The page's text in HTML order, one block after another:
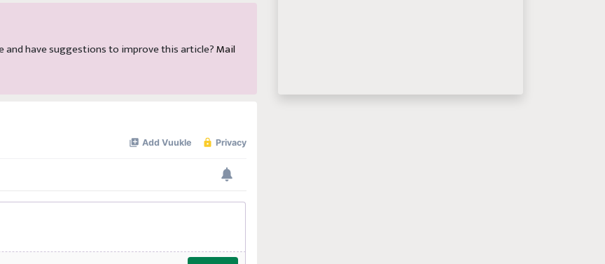
and have suggestions to improve this article? Mail